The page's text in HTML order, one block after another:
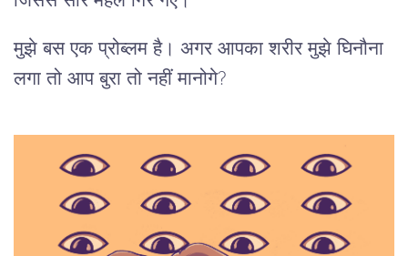
मुझे बस एक प्रोब्लम है। अगर आपका शरीर मुझे घिनौना
लगा तो आप बुरा तो नहीं मानोगे?